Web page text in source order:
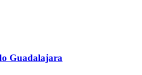
Guadalajara